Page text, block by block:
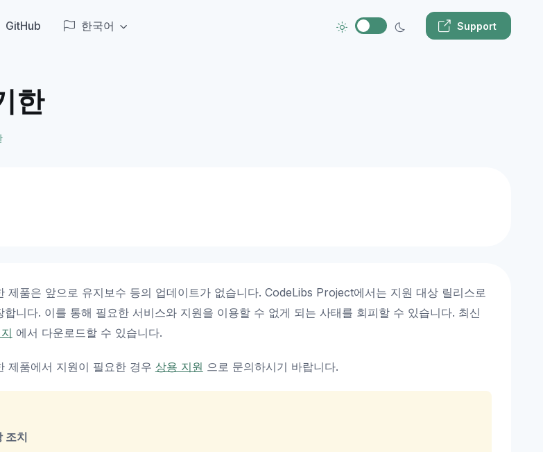
GitHub 한국어 Support
한
제품은 앞으로 유지보수 등의 업데이트가 없습니다. CodeLibs Project에서는 지원 대상 릴리스로
합니다. 이를 통해 필요한 서비스와 지원을 이용할 수 없게 되는 사태를 회피할 수 있습니다. 최신
에서 다운로드할 수 있습니다.
제품에서 지원이 필요한 경우 상용 지원 으로 문의하시기 바랍니다.
조치